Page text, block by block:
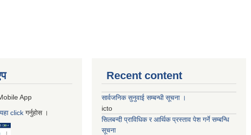
Mobile App
यहाclick गर्नुहाेस ।
Recent content
सार्वजनिक सुनुवाई सम्बन्धी सूचना ।
icto
सिलबन्दी प्राविधिक र आर्थिक प्रस्ताव पेश गर्ने सम्बन्धि
सूचना